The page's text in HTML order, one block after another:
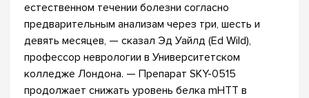
естественном течении болезни согласно
предварительным анализам через три, шесть и
девять месяцев, — сказал Эд Уайлд (Ed Wild),
профессор неврологии в Университетском
колледже Лондона. — Препарат SKY-0515
продолжает снижать уровень белка mHTT в